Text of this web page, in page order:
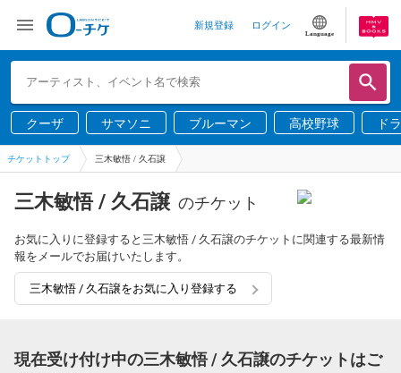
新規登録 ログイン
Language
クーザ サマソニ ブルーマン 高校野球 ド
チケットトップ 三木敏悟 / 久石譲
三木敏悟 / 久石譲 のチケット
お気に入りに登録すると三木敏悟 / 久石譲のチケットに関連する最新情
報をメールでお届けいたします。
三木敏悟 / 久石譲をお気に入り登録する
現在受け付け中の三木敏悟 / 久石譲のチケットはご